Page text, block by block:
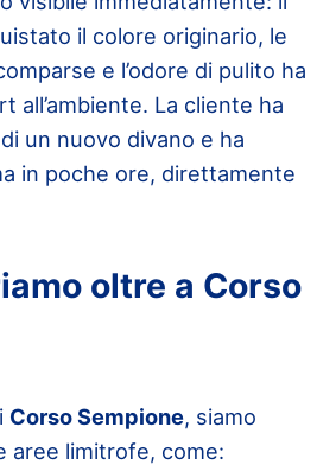
il colore originario, le
e l’odore di pulito ha
all’ambiente. La cliente ha
un nuovo divano e ha
in poche ore, direttamente
oltre a Corso
Corso Sempione, siamo
aree limitrofe, come: